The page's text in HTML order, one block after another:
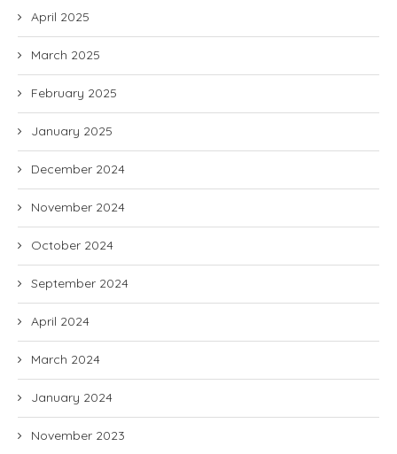
April 2025
March 2025
February 2025
January 2025
December 2024
November 2024
October 2024
September 2024
April 2024
March 2024
January 2024
November 2023